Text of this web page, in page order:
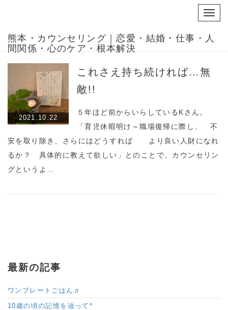
熊本・カウンセリング｜恋愛・結婚・仕事・人
間関係・心のケア・根本解決
2021.10.22
これさえ持ち続ければ…無
敵!!
５年ほど前からいらしているKさん。
「育児休暇明け～職場復帰に際し、 不
安を取り除き、さらにはどうすれば より良い人財になれ
るか？ 具体的に教えて欲しい」とのことで、カウンセリン
グというよ…
最新の記事
ワンプレートごはん♬
10歳の頃の記憶を辿って*